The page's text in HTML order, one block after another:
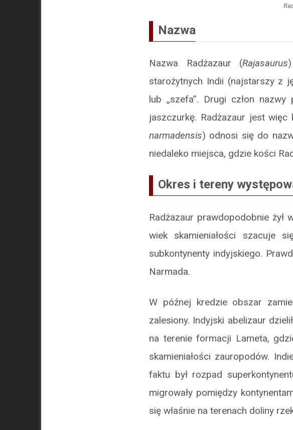
Nazwa
Nazwa Radżazaur (Rajasaurus
starożytnych Indii (najstarszy z
lub „szefa”. Drugi człon
jaszczurkę. Radżazaur jest
narmadensis) odnosi się do
niedaleko miejsca, gdzie kości
Okres i tereny
Radżazaur prawdopodobnie
wiek skamieniałości szacuje
subkontynenty indyjskiego.
Narmada.
W późnej kredzie obszar
zalesiony. Indyjski abelizaur
na terenie formacji Lameta,
skamieniałości zauropodów.
faktu był rozpad
migrowały pomiędzy
się właśnie na terenach doliny